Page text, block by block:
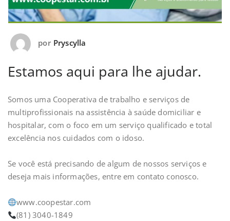
por Pryscylla
Estamos aqui para lhe ajudar.
Somos uma Cooperativa de trabalho e serviços de
multiprofissionais na assistência à saúde domiciliar e
hospitalar, com o foco em um serviço qualificado e total
excelência nos cuidados com o idoso.
Se você está precisando de algum de nossos serviços e
deseja mais informações, entre em contato conosco.
www.coopestar.com
(81) 3040-1849